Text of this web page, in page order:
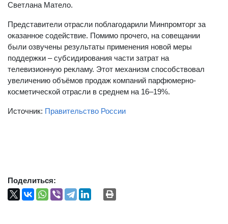
Светлана Матело.
Представители отрасли поблагодарили Минпромторг за
оказанное содействие. Помимо прочего, на совещании
были озвучены результаты применения новой меры
поддержки – субсидирования части затрат на
телевизионную рекламу. Этот механизм способствовал
увеличению объёмов продаж компаний парфюмерно-
косметической отрасли в среднем на 16–19%.
Источник: Правительство России
Поделиться: